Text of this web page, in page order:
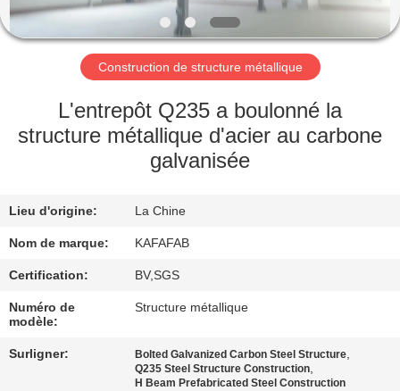
SPECTACLE
DE
RÉALITÉ
VIRTUELLE
DE
NOUS
VISITE
DE
L'USINE
Construction de structure métallique
L'entrepôt Q235 a boulonné la
structure métallique d'acier au carbone
galvanisée
Lieu d'origine: La Chine
Nom de marque: KAFAFAB
Certification: BV,SGS
Numéro de
modèle:
Structure métallique
Surligner: Bolted Galvanized Carbon Steel Structure,
Q235 Steel Structure Construction,
H Beam Prefabricated Steel Construction